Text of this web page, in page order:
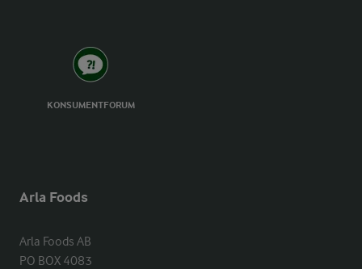
KONSUMENTFORUM
Arla Foods
Arla Foods AB
PO BOX 4083